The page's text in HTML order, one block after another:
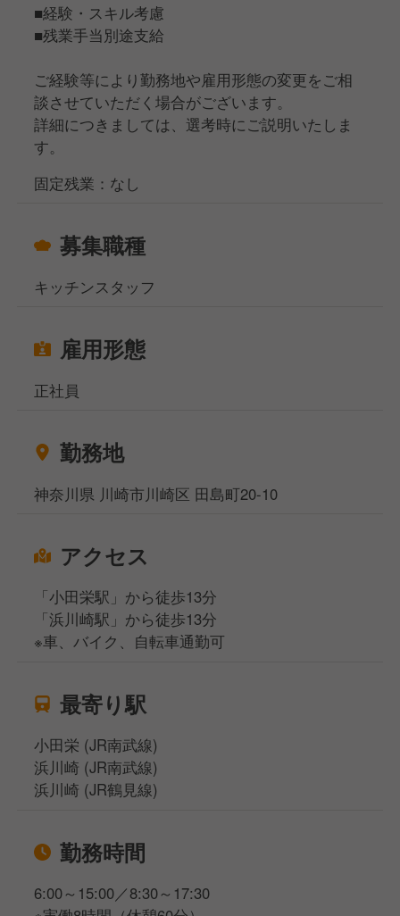
■経験・スキル考慮
■残業手当別途支給
ご経験等により勤務地や雇用形態の変更をご相
談させていただく場合がございます。
詳細につきましては、選考時にご説明いたしま
す。
固定残業：なし
募集職種
キッチンスタッフ
雇用形態
正社員
勤務地
神奈川県 川崎市川崎区 田島町20-10
アクセス
「小田栄駅」から徒歩13分
「浜川崎駅」から徒歩13分
※車、バイク、自転車通勤可
最寄り駅
小田栄 (JR南武線)
浜川崎 (JR南武線)
浜川崎 (JR鶴見線)
勤務時間
6:00～15:00／8:30～17:30